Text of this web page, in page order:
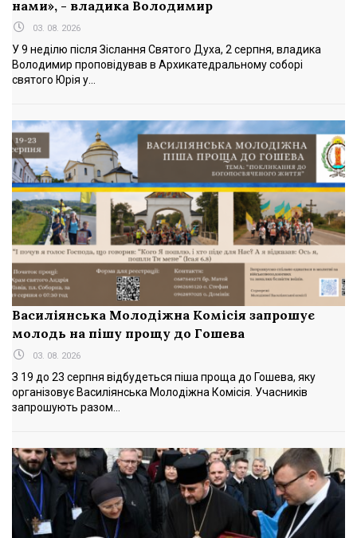
нами», - владика Володимир
03. 08. 2026
У 9 неділю після Зіслання Святого Духа, 2 серпня, владика
Володимир проповідував в Архикатедральному соборі
святого Юрія у...
Василіянська Молодіжна Комісія запрошує
молодь на пішу прощу до Гошева
03. 08. 2026
З 19 до 23 серпня відбудеться піша проща до Гошева, яку
організовує Василіянська Молодіжна Комісія. Учасників
запрошують разом...